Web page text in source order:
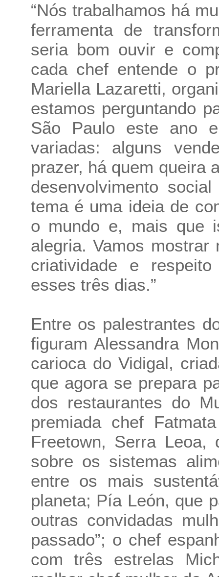
“Nós trabalhamos há
ferramenta de
seria bom ouvir e
cada chef entende o
Mariella Lazaretti,
estamos perguntando
São Paulo este ano
variadas: alguns
prazer, há quem queira
desenvolvimento
tema é uma ideia de
o mundo e, mais que
alegria. Vamos
criatividade e
esses três dias.”
Entre os palestrantes
figuram Alessandra
carioca do Vidigal,
que agora se prepara
dos restaurantes do
premiada chef
Freetown, Serra
sobre os sistemas
entre os mais
planeta; Pía León, que
outras convidadas
passado”; o chef
com três estrelas